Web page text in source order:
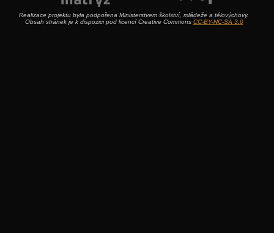
Realizace projektu byla podpořena Ministerstvem školství, mládeže a tělovýchovy.
Obsah stránek je k dispozici pod licencí Creative Commons CC-BY-NC-SA 3.0